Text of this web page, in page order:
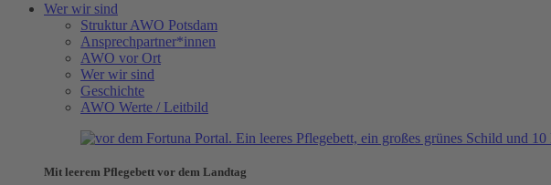
Wer wir sind
Struktur AWO Potsdam
Ansprechpartner*innen
AWO vor Ort
Wer wir sind
Geschichte
AWO Werte / Leitbild
Mit leerem Pflegebett vor dem Landtag